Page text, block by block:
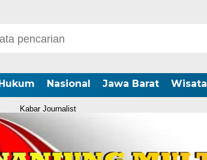
Nasional Jawa Barat Wisata
Kabar Journalist